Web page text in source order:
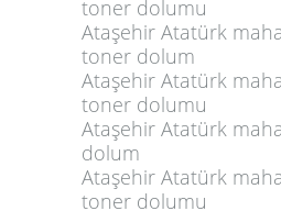
toner dolumu
Ataşehir Atatürk
toner dolum
Ataşehir Atatürk
toner dolumu
Ataşehir Atatürk
dolum
Ataşehir Atatürk
toner dolumu